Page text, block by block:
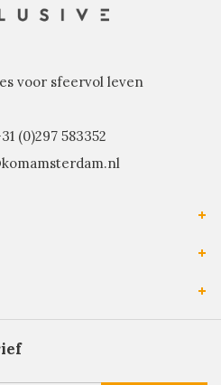
voor sfeervol leven
(0)297 583352